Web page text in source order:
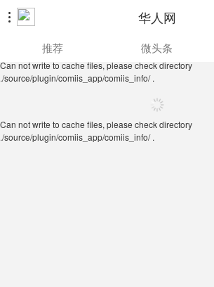
 华人网
./source/plugin/comiis_app/comiis_info/ .
推荐 微头条
Can not write to cache files, please check directory
./source/plugin/comiis_app/comiis_info/ .
Can not write to cache files, please check directory
./source/plugin/comiis_app/comiis_info/ .